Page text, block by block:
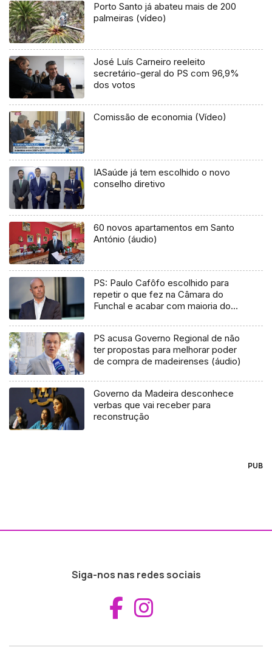
Porto Santo já abateu mais de 200
palmeiras (vídeo)
José Luís Carneiro reeleito
secretário-geral do PS com 96,9%
dos votos
Comissão de economia (Vídeo)
IASaúde já tem escolhido o novo
conselho diretivo
60 novos apartamentos em Santo
António (áudio)
PS: Paulo Cafôfo escolhido para
repetir o que fez na Câmara do
Funchal e acabar com maioria do
PS acusa Governo Regional de não
ter propostas para melhorar poder
de compra de madeirenses (áudio)
Governo da Madeira desconhece
verbas que vai receber para
reconstrução
PUB
Siga-nos nas redes sociais
Aceder ao